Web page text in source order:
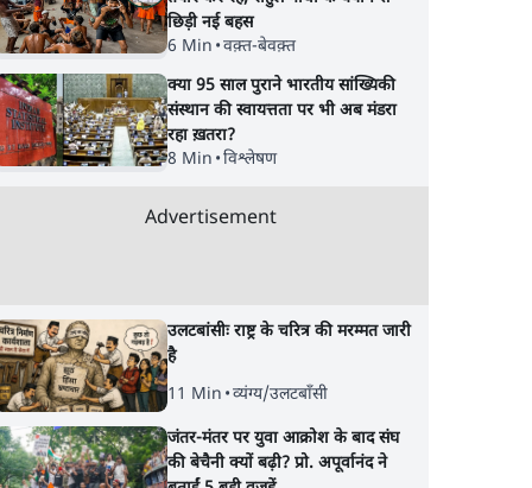
छिड़ी नई बहस
6 Min •वक़्त-बेवक़्त
क्या 95 साल पुराने भारतीय सांख्यिकी
संस्थान की स्वायत्तता पर भी अब मंडरा
रहा ख़तरा?
8 Min •विश्लेषण
Advertisement
उलटबांसीः राष्ट्र के चरित्र की मरम्मत जारी
है
11 Min •व्यंग्य/उलटबाँसी
जंतर-मंतर पर युवा आक्रोश के बाद संघ
की बेचैनी क्यों बढ़ी? प्रो. अपूर्वानंद ने